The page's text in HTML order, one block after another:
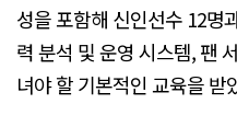
성을 포함해 신인선수 12명
력 분석 및 운영 시스템, 팬
녀야 할 기본적인 교육을 받